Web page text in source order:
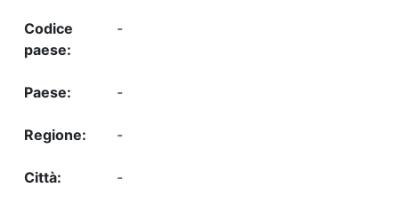
-
-
-
-